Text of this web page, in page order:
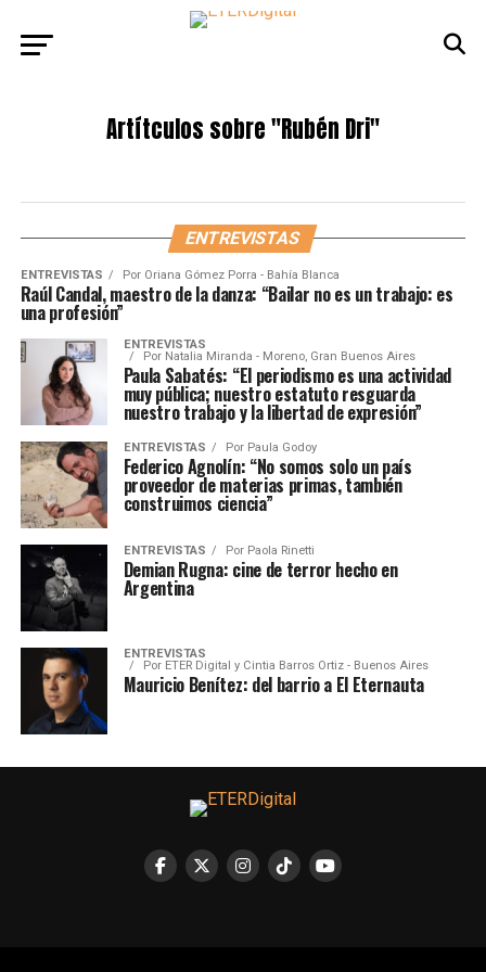
Artítculos sobre"Rubén Dri"
ENTREVISTAS
ENTREVISTAS Por Oriana Gómez Porra - Bahía Blanca
Raúl Candal, maestro de la danza: “Bailar no es un trabajo: es
una profesión”
ENTREVISTAS
Por Natalia Miranda - Moreno, Gran Buenos Aires
Paula Sabatés: “El periodismo es una actividad
muy pública; nuestro estatuto resguarda
nuestro trabajo y la libertad de expresión”
ENTREVISTAS Por Paula Godoy
Federico Agnolín: “No somos solo un país
proveedor de materias primas, también
construimos ciencia”
ENTREVISTAS Por Paola Rinetti
Demian Rugna: cine de terror hecho en
Argentina
ENTREVISTAS
Por ETER Digital y Cintia Barros Ortiz - Buenos Aires
Mauricio Benítez: del barrio a El Eternauta